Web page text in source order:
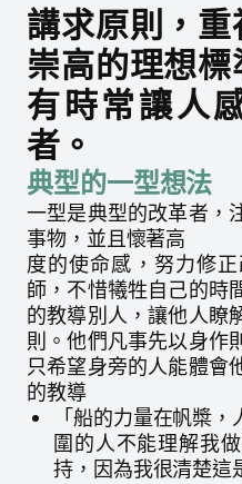
講求原則，
崇高的理想標
有時常讓人
者。
典型的一型想法
一型是典型的改革者，
事物，並且懷著高
度的使命感，努力修
師，不惜犧牲自己的時
的教導別人，讓他人瞭
則。他們凡事先以身作
只希望身旁的人能體會
的教導
「船的力量在帆槳
圍的人不能理解我
持，因為我很清楚這